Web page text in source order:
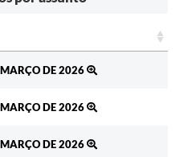
DE 2026
DE 2026
DE 2026